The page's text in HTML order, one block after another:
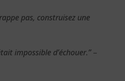
pas, construisez une
impossible d’échouer.”–